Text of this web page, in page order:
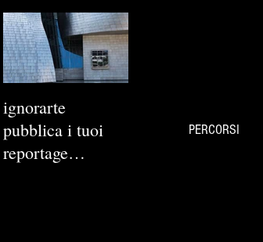
ignorarte
pubblica i tuoi
reportage
PERCORSI